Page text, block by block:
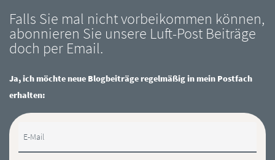
Falls Sie mal nicht vorbeikommen können,
abonnieren Sie unsere Luft-Post Beiträge
doch per Email.
Ja, ich möchte neue Blogbeiträge regelmäßig in mein Postfach
erhalten:
E-Mail